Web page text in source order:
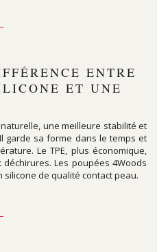
ENTRE
ET UNE
une meilleure stabilité et
garde sa forme dans le temps et
Le TPE, plus économique,
Les poupées 4Woods
de qualité contact peau.